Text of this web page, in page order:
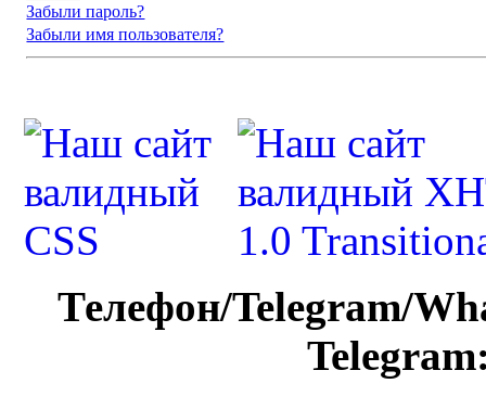
Забыли пароль?
Забыли имя пользователя?
Телефон/Telegram/